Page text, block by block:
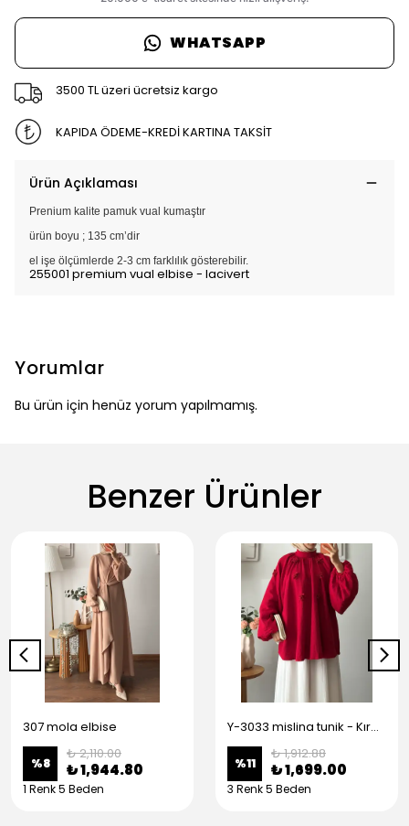
WHATSAPP
3500 TL üzeri ücretsiz kargo
KAPIDA ÖDEME-KREDİ KARTINA TAKSİT
Ürün Açıklaması
Prenium kalite pamuk vual kumaştır
ürün boyu ; 135 cm’dir
el işe ölçümlerde 2-3 cm farklılık gösterebilir.
255001 premium vual elbise - lacivert
Yorumlar
Bu ürün için henüz yorum yapılmamış.
Benzer Ürünler
307 mola elbise
%8
₺ 2,110.00
₺ 1,944.80
1 Renk 5 Beden
Y-3033 mislina tunik - Kırmızı
%11
₺ 1,912.88
₺ 1,699.00
3 Renk 5 Beden